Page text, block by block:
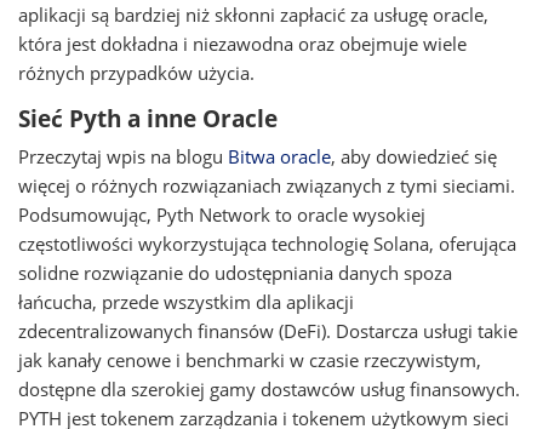
aplikacji są bardziej niż skłonni zapłacić za usługę oracle,
która jest dokładna i niezawodna oraz obejmuje wiele
różnych przypadków użycia.
Sieć Pyth a inne Oracle
Przeczytaj wpis na blogu Bitwa oracle, aby dowiedzieć się
więcej o różnych rozwiązaniach związanych z tymi sieciami.
Podsumowując, Pyth Network to oracle wysokiej
częstotliwości wykorzystująca technologię Solana, oferująca
solidne rozwiązanie do udostępniania danych spoza
łańcucha, przede wszystkim dla aplikacji
zdecentralizowanych finansów (DeFi). Dostarcza usługi takie
jak kanały cenowe i benchmarki w czasie rzeczywistym,
dostępne dla szerokiej gamy dostawców usług finansowych.
PYTH jest tokenem zarządzania i tokenem użytkowym sieci